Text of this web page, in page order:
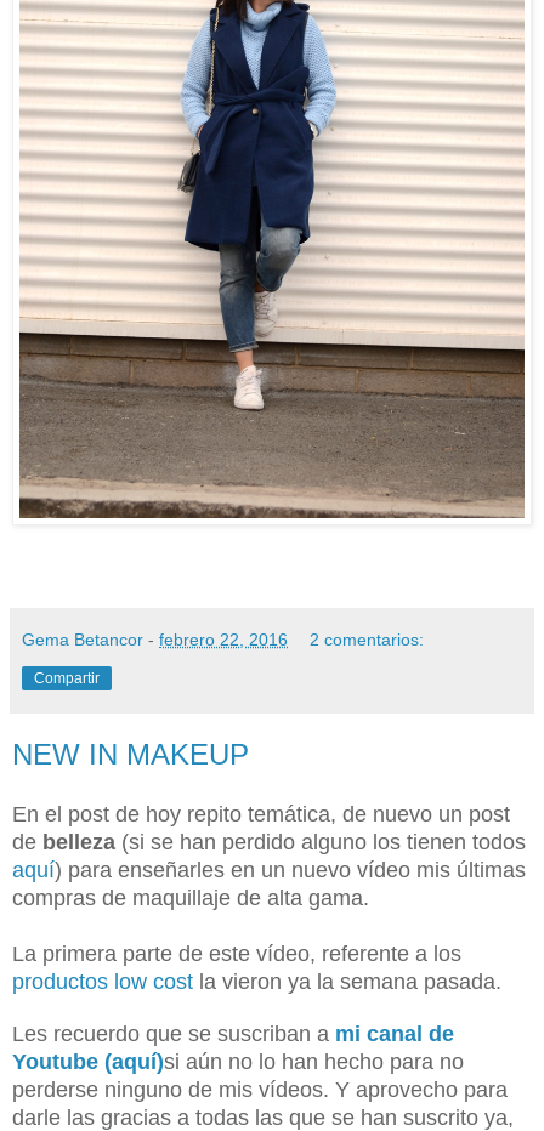
Gema Betancor - febrero 22, 2016 2 comentarios:
Compartir
NEW IN MAKEUP
En el post de hoy repito temática, de nuevo un post
de belleza (si se han perdido alguno los tienen todos
aquí) para enseñarles en un nuevo vídeo mis últimas
compras de maquillaje de alta gama.
La primera parte de este vídeo, referente a los
productos low cost la vieron ya la semana pasada.
Les recuerdo que se suscriban a mi canal de
Youtube (aquí)si aún no lo han hecho para no
perderse ninguno de mis vídeos. Y aprovecho para
darle las gracias a todas las que se han suscrito ya,